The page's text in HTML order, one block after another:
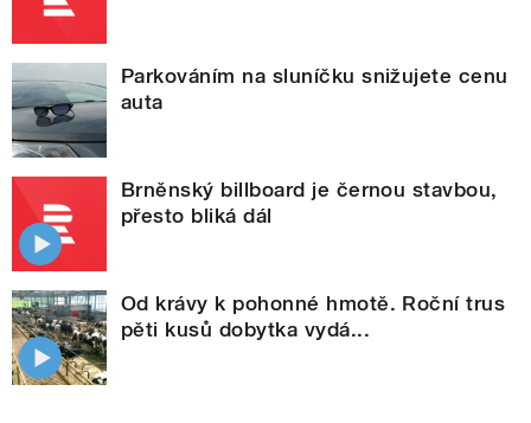
Parkováním na sluníčku snižujete cenu
auta
Brněnský billboard je černou stavbou,
přesto bliká dál
Od krávy k pohonné hmotě. Roční trus
pěti kusů dobytka vydá...